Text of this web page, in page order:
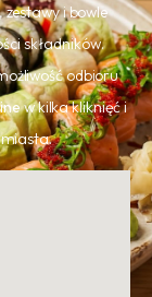
i bowle
składników.
odbioru
w kilka kliknięć i
miasta.